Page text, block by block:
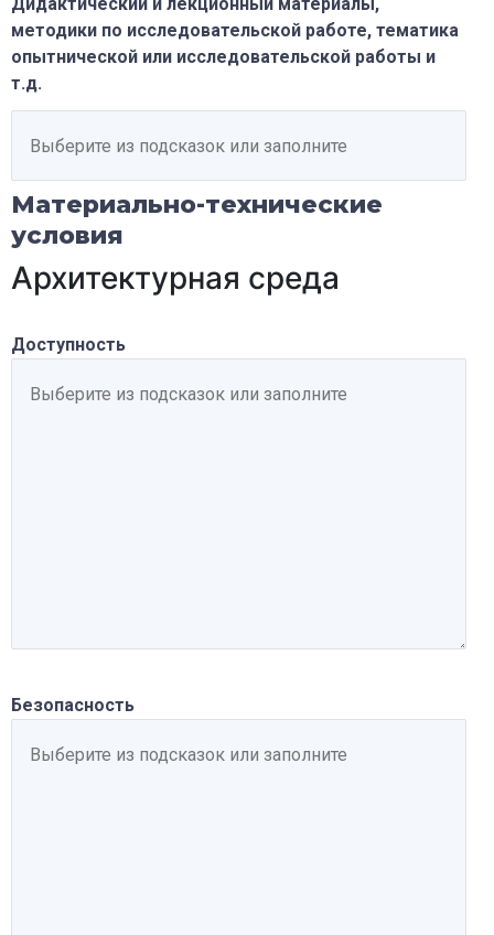
методики по исследовательской работе, тематика
опытнической или исследовательской работы и
т.д.
Материально-технические
условия
Архитектурная среда
Доступность
Безопасность